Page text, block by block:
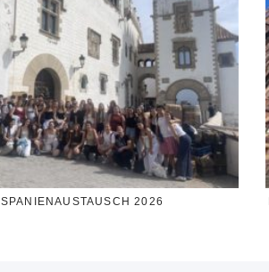
SPANIENAUSTAUSCH 2026